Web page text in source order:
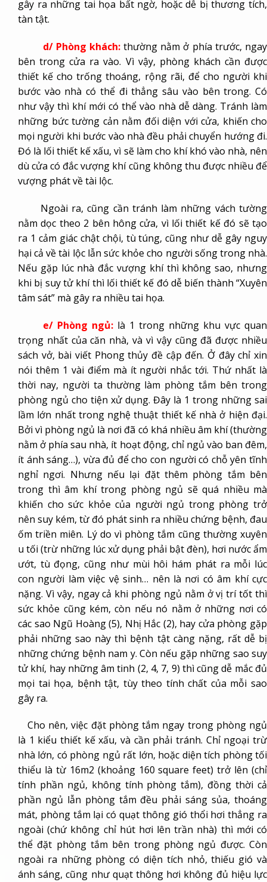
gây ra những tai họa bất ngờ, hoặc dễ bị thương tích,
tàn tật.
d/ Phòng khách:thường nằm ở phía trước, ngay
bên trong cửa ra vào. Vì vậy, phòng khách cần được
thiết kế cho trống thoáng, rộng rãi, để cho người khi
bước vào nhà có thể đi thẳng sâu vào bên trong. Có
như vậy thì khí mới có thể vào nhà dễ dàng. Tránh làm
những bức tường cản nằm đối diện với cửa, khiến cho
mọi người khi bước vào nhà đều phải chuyển hướng đi.
Đó là lối thiết kế xấu, vì sẽ làm cho khí khó vào nhà, nên
dù cửa có đắc vượng khí cũng không thu được nhiều để
vượng phát về tài lộc.
Ngoài ra, cũng cần tránh làm những vách tường
nằm dọc theo 2 bên hông cửa, vì lối thiết kế đó sẽ tạo
ra 1 cảm giác chật chội, tù túng, cũng như dễ gây nguy
hại cả về tài lộc lẫn sức khỏe cho người sống trong nhà.
Nếu gặp lúc nhà đắc vượng khí thì không sao, nhưng
khi bị suy tử khí thì lối thiết kế đó dễ biến thành “Xuyên
tâm sát” mà gây ra nhiều tai họa.
e/ Phòng ngủ: là 1 trong những khu vực quan
trọng nhất của căn nhà, và vì vậy cũng đã được nhiều
sách vở, bài viết Phong thủy đề cập đến. Ở đây chỉ xin
nói thêm 1 vài điểm mà ít người nhắc tới. Thứ nhất là
thời nay, người ta thường làm phòng tắm bên trong
phòng ngủ cho tiện xử dụng. Đây là 1 trong những sai
lầm lớn nhất trong nghệ thuật thiết kế nhà ở hiện đại.
Bởi vì phòng ngủ là nơi đã có khá nhiều âm khí (thường
nằm ở phía sau nhà, ít hoạt động, chỉ ngủ vào ban đêm,
ít ánh sáng…), vừa đủ để cho con người có chỗ yên tĩnh
nghỉ ngơi. Nhưng nếu lại đặt thêm phòng tắm bên
trong thì âm khí trong phòng ngủ sẽ quá nhiều mà
khiến cho sức khỏe của người ngủ trong phòng trở
nên suy kém, từ đó phát sinh ra nhiều chứng bệnh, đau
ốm triền miên. Lý do vì phòng tắm cũng thường xuyên
u tối (trừ những lúc xử dụng phải bật đèn), hơi nước ẩm
ướt, tù đọng, cũng như mùi hôi hám phát ra mỗi lúc
con người làm việc vệ sinh… nên là nơi có âm khí cực
nặng. Vì vậy, ngay cả khi phòng ngủ nằm ở vị trí tốt thì
sức khỏe cũng kém, còn nếu nó nằm ở những nơi có
các sao Ngũ Hoàng (5), Nhị Hắc (2), hay cửa phòng gặp
phải những sao này thì bệnh tật càng nặng, rất dễ bị
những chứng bệnh nam y. Còn nếu gặp những sao suy
tử khí, hay những âm tinh (2, 4, 7, 9) thì cũng dễ mắc đủ
mọi tai họa, bệnh tật, tùy theo tính chất của mỗi sao
gây ra.
Cho nên, việc đặt phòng tắm ngay trong phòng ngủ
là 1 kiểu thiết kế xấu, và cần phải tránh. Chỉ ngoại trừ
nhà lớn, có phòng ngủ rất lớn, hoặc diện tích phòng tối
thiểu là từ 16m2 (khoảng 160 square feet) trở lên (chỉ
tính phần ngủ, không tính phòng tắm), đồng thời cả
phần ngủ lẫn phòng tắm đều phải sáng sủa, thoáng
mát, phòng tắm lại có quạt thông gió thổi hơi thẳng ra
ngoài (chứ không chỉ hút hơi lên trần nhà) thì mới có
thể đặt phòng tắm bên trong phòng ngủ được. Còn
ngoài ra những phòng có diện tích nhỏ, thiếu gió và
ánh sáng, cũng như quạt thông hơi không đủ hiệu lực